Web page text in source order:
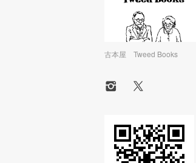
古本屋 Tweed Books